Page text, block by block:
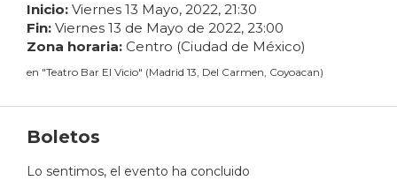
Inicio: Viernes 13 Mayo, 2022, 21:30
Fin: Viernes 13 de Mayo de 2022, 23:00
Zona horaria: Centro (Ciudad de México)
en "Teatro Bar El Vicio" (Madrid 13, Del Carmen, Coyoacan)
Boletos
Lo sentimos, el evento ha concluido